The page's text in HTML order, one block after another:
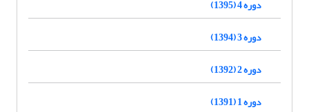
دوره 4 (1395)
دوره 3 (1394)
دوره 2 (1392)
دوره 1 (1391)